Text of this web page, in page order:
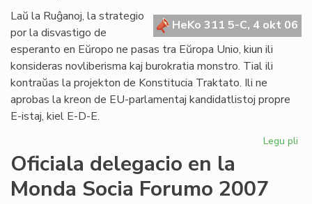
HeKo 311 5-C, 4 okt 06
Laŭ la Ruĝanoj, la strategio
por la disvastigo de
esperanto en Eŭropo ne pasas tra Eŭropa Unio, kiun ili
konsideras novliberisma kaj burokratia monstro. Tial ili
kontraŭas la projekton de Konstitucia Traktato. Ili ne
aprobas la kreon de EU-parlamentaj kandidatlistoj propre
E-istaj, kiel E-D-E.
Legu pli
Oficiala delegacio en la
Monda Socia Forumo 2007